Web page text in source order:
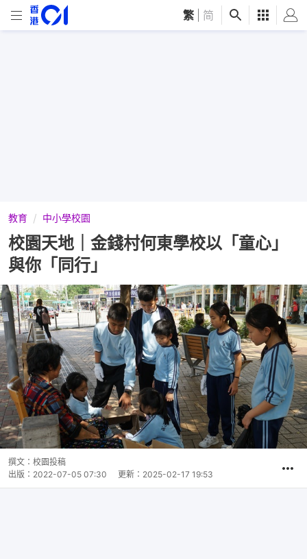
繁 简
教育 中小學校園
校園天地｜金錢村何東學校以「童心」
與你「同行」
撰文： 校園投稿
出版： 2022-07-05 07:30 更新： 2025-02-17 19:53